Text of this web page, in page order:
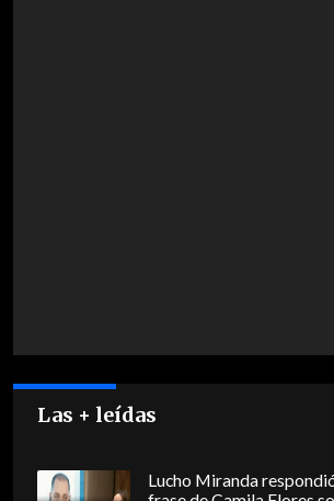
Las + leídas
Lucho Miranda